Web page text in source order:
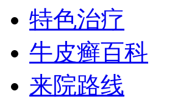
特色治疗
牛皮癣百科
来院路线